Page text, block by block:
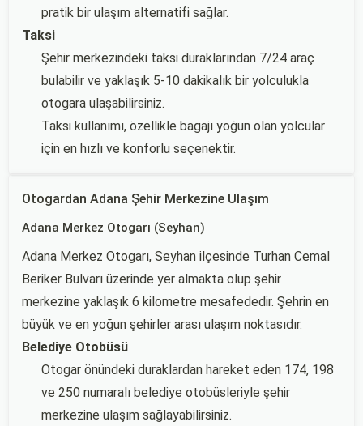
pratik bir ulaşım alternatifi sağlar.
Taksi
Şehir merkezindeki taksi duraklarından 7/24 araç
bulabilir ve yaklaşık 5-10 dakikalık bir yolculukla
otogara ulaşabilirsiniz.
Taksi kullanımı, özellikle bagajı yoğun olan yolcular
için en hızlı ve konforlu seçenektir.
Otogardan Adana Şehir Merkezine Ulaşım
Adana Merkez Otogarı (Seyhan)
Adana Merkez Otogarı, Seyhan ilçesinde Turhan Cemal
Beriker Bulvarı üzerinde yer almakta olup şehir
merkezine yaklaşık 6 kilometre mesafededir. Şehrin en
büyük ve en yoğun şehirler arası ulaşım noktasıdır.
Belediye Otobüsü
Otogar önündeki duraklardan hareket eden 174, 198
ve 250 numaralı belediye otobüsleriyle şehir
merkezine ulaşım sağlayabilirsiniz.